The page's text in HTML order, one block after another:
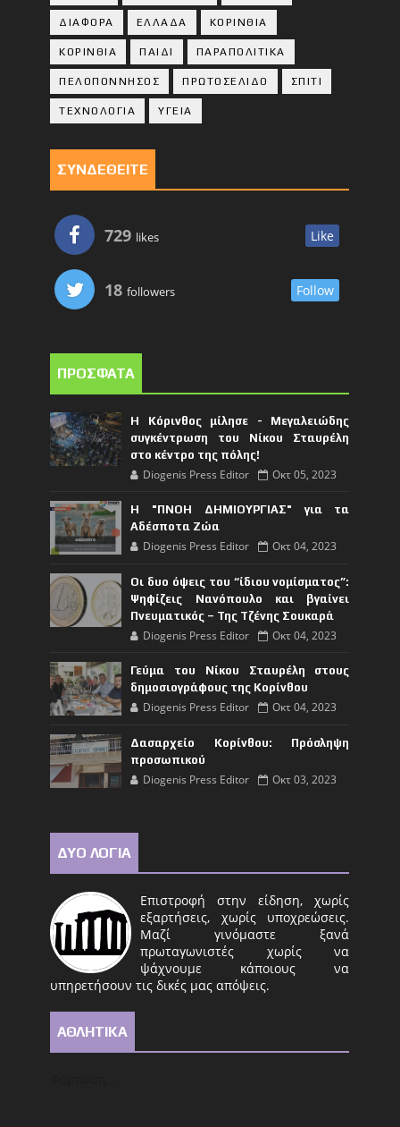
ΔΙΑΦΟΡΑ ΕΛΛΑΔΑ ΚΟΡΙΝΘΙΑ
ΚΟΡΙΝΘΙA ΠΑΙΔΙ ΠΑΡΑΠΟΛΙΤΙΚΑ
ΠΕΛΟΠΟΝΝΗΣΟΣ ΠΡΩΤΟΣΕΛΙΔΟ ΣΠΙΤΙ
ΤΕΧΝΟΛΟΓΙΑ ΥΓΕΙΑ
ΣΥΝΔΕΘΕΙΤΕ
729 likes Like
18 followers Follow
ΠΡΟΣΦΑΤΑ
Η Κόρινθος μίλησε - Μεγαλειώδης
συγκέντρωση του Νίκου Σταυρέλη
στο κέντρο της πόλης!
Diogenis Press Editor Οκτ 05, 2023
Η "ΠΝΟΗ ΔΗΜΙΟΥΡΓΙΑΣ" για τα
Αδέσποτα Ζώα
Diogenis Press Editor Οκτ 04, 2023
Οι δυο όψεις του “ίδιου νομίσματος”:
Ψηφίζεις Νανόπουλο και βγαίνει
Πνευματικός – Της Τζένης Σουκαρά
Diogenis Press Editor Οκτ 04, 2023
Γεύμα του Νίκου Σταυρέλη στους
δημοσιογράφους της Κορίνθου
Diogenis Press Editor Οκτ 04, 2023
Δασαρχείο Κορίνθου: Πρόσληψη
προσωπικού
Diogenis Press Editor Οκτ 03, 2023
ΔΥΟ ΛΟΓΙΑ
Επιστροφή στην είδηση, χωρίς
εξαρτήσεις, χωρίς υποχρεώσεις.
Μαζί γινόμαστε ξανά
πρωταγωνιστές χωρίς να
ψάχνουμε κάποιους να
υπηρετήσουν τις δικές μας απόψεις.
ΑΘΛΗΤΙΚΑ